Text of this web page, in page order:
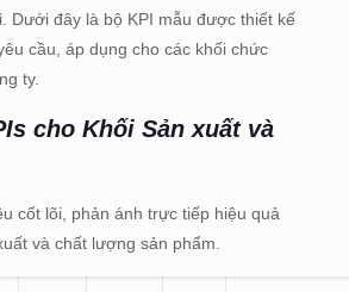
Dưới đây là bộ KPI mẫu được thiết kế
cầu, áp dụng cho các khối chức
ty.
cho Khối Sản xuất và
cốt lõi, phản ánh trực tiếp hiệu quả
và chất lượng sản phẩm.